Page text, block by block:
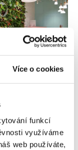
Více o cookies
funkcí
využíváme
web používáte,
5